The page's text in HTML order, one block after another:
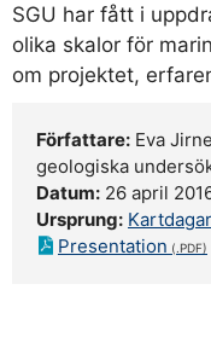
SGU har fått i
olika skalor för
om projektet,
Författare: Eva
geologiska
Datum: 26 april
Ursprung:
Presentation